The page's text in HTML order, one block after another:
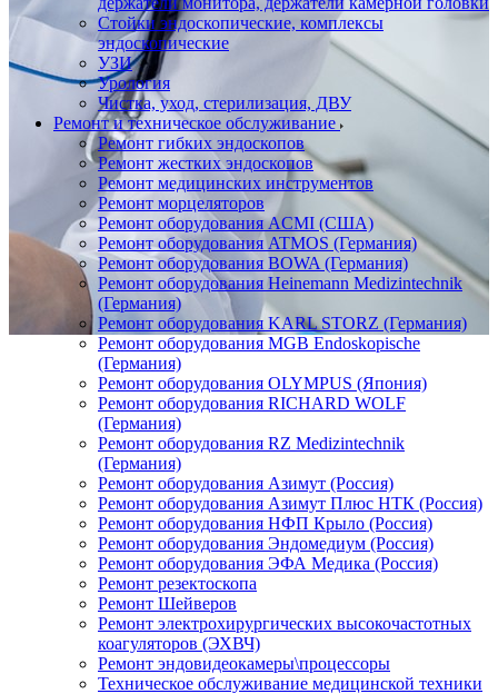
Стойки эндоскопические, комплексы
эндоскопические
УЗИ
Урология
Чистка, уход, стерилизация, ДВУ
Ремонт и техническое обслуживание
Ремонт гибких эндоскопов
Ремонт жестких эндоскопов
Ремонт медицинских инструментов
Ремонт морцеляторов
Ремонт оборудования ACMI (США)
Ремонт оборудования ATMOS (Германия)
Ремонт оборудования BOWA (Германия)
Ремонт оборудования Heinemann Medizintechnik
(Германия)
Ремонт оборудования KARL STORZ (Германия)
Ремонт оборудования MGB Endoskopische
(Германия)
Ремонт оборудования OLYMPUS (Япония)
Ремонт оборудования RICHARD WOLF
(Германия)
Ремонт оборудования RZ Medizintechnik
(Германия)
Ремонт оборудования Азимут (Россия)
Ремонт оборудования Азимут Плюс НТК (Россия)
Ремонт оборудования НФП Крыло (Россия)
Ремонт оборудования Эндомедиум (Россия)
Ремонт оборудования ЭФА Медика (Россия)
Ремонт резектоскопа
Ремонт Шейверов
Ремонт электрохирургических высокочастотных
коагуляторов (ЭХВЧ)
Ремонт эндовидеокамеры\процессоры
Техническое обслуживание медицинской техники